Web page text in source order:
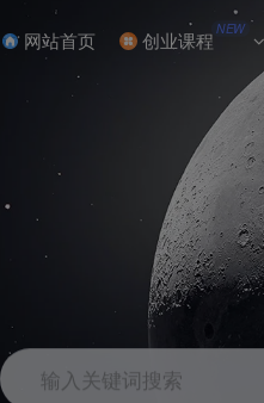
网站首页 创业课程 NEW
输入关键词搜索